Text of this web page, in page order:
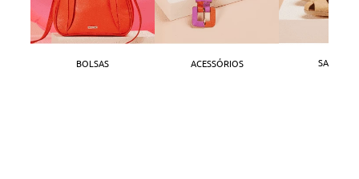
BOLSAS ACESSÓRIOS